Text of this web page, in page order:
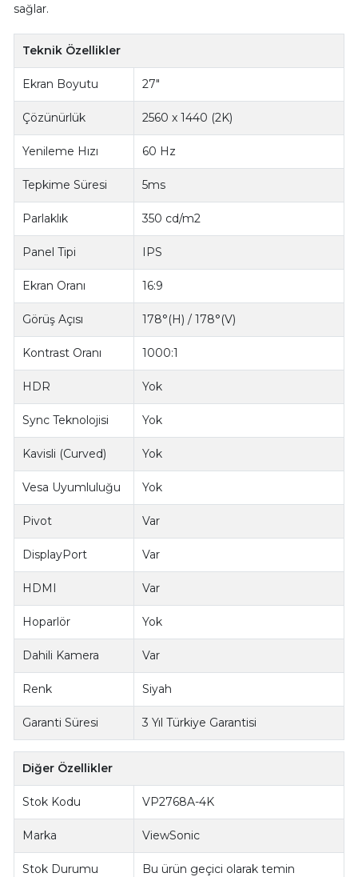
sağlar.
Teknik Özellikler
Ekran Boyutu 27"
Çözünürlük 2560 x 1440 (2K)
Yenileme Hızı 60 Hz
Tepkime Süresi 5ms
Parlaklık 350 cd/m2
Panel Tipi IPS
Ekran Oranı 16:9
Görüş Açısı 178°(H) / 178°(V)
Kontrast Oranı 1000:1
HDR Yok
Sync Teknolojisi Yok
Kavisli (Curved) Yok
Vesa Uyumluluğu Yok
Pivot Var
DisplayPort Var
HDMI Var
Hoparlör Yok
Dahili Kamera Var
Renk Siyah
Garanti Süresi 3 Yıl Türkiye Garantisi
Diğer Özellikler
Stok Kodu VP2768A-4K
Marka ViewSonic
Stok Durumu
Bu ürün geçici olarak temin